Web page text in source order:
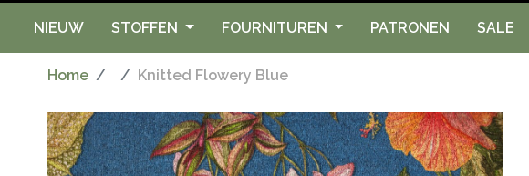
NIEUW STOFFEN FOURNITUREN PATRONEN SALE
Home Knitted Flowery Blue